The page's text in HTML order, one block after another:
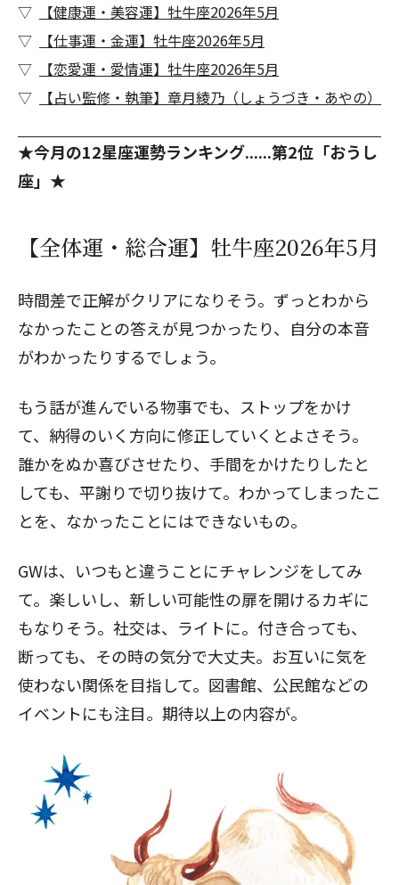
【健康運・美容運】牡牛座2026年5月
【仕事運・金運】牡牛座2026年5月
【恋愛運・愛情運】牡牛座2026年5月
【占い監修・執筆】章月綾乃（しょうづき・あやの）
★今月の12星座運勢ランキング......第2位「おうし
座」★
【全体運・総合運】牡牛座2026年5月
時間差で正解がクリアになりそう。ずっとわから
なかったことの答えが見つかったり、自分の本音
がわかったりするでしょう。
もう話が進んでいる物事でも、ストップをかけ
て、納得のいく方向に修正していくとよさそう。
誰かをぬか喜びさせたり、手間をかけたりしたと
しても、平謝りで切り抜けて。わかってしまったこ
とを、なかったことにはできないもの。
GWは、いつもと違うことにチャレンジをしてみ
て。楽しいし、新しい可能性の扉を開けるカギに
もなりそう。社交は、ライトに。付き合っても、
断っても、その時の気分で大丈夫。お互いに気を
使わない関係を目指して。図書館、公民館などの
イベントにも注目。期待以上の内容が。